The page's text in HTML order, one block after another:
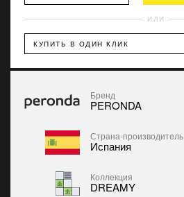
ИЛИ
КУПИТЬ В ОДИН КЛИК
Бренд
PERONDA
Страна-производитель
Испания
Коллекция
DREAMY